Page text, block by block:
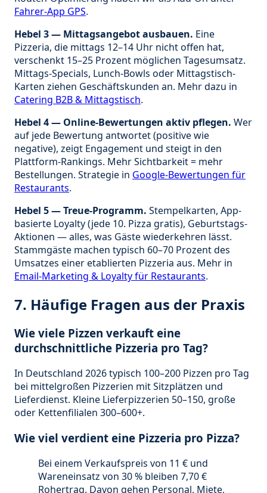
Fahrer-App GPS.
Hebel 3 — Mittagsangebot ausbauen. Eine
Pizzeria, die mittags 12–14 Uhr nicht offen hat,
verschenkt 15–25 Prozent möglichen Tagesumsatz.
Mittags-Specials, Lunch-Bowls oder Mittagstisch-
Karten ziehen Geschäftskunden an. Mehr dazu in
Catering B2B & Mittagstisch.
Hebel 4 — Online-Bewertungen aktiv pflegen. Wer
auf jede Bewertung antwortet (positive wie
negative), zeigt Engagement und steigt in den
Plattform-Rankings. Mehr Sichtbarkeit = mehr
Bestellungen. Strategie in Google-Bewertungen für
Restaurants.
Hebel 5 — Treue-Programm. Stempelkarten, App-
basierte Loyalty (jede 10. Pizza gratis), Geburtstags-
Aktionen — alles, was Gäste wiederkehren lässt.
Stammgäste machen typisch 60–70 Prozent des
Umsatzes einer etablierten Pizzeria aus. Mehr in
Email-Marketing & Loyalty für Restaurants.
7. Häufige Fragen aus der Praxis
Wie viele Pizzen verkauft eine
durchschnittliche Pizzeria pro Tag?
In Deutschland 2026 typisch 100–200 Pizzen pro Tag
bei mittelgroßen Pizzerien mit Sitzplätzen und
Lieferdienst. Kleine Lieferpizzerien 50–150, große
oder Kettenfilialen 300–600+.
Wie viel verdient eine Pizzeria pro Pizza?
Bei einem Verkaufspreis von 11 € und
Wareneinsatz von 30 % bleiben 7,70 €
Rohertrag. Davon gehen Personal, Miete,